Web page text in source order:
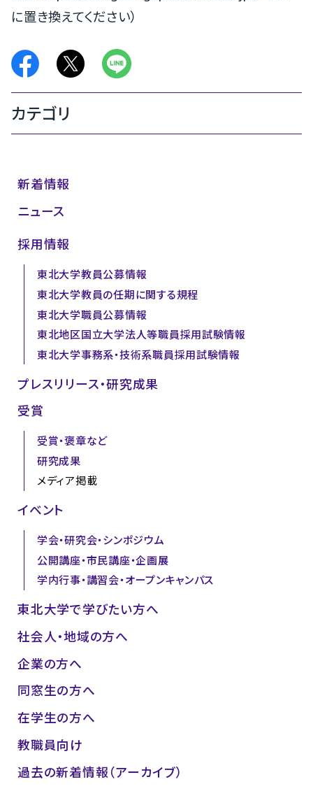
に置き換えてください）
カテゴリ
新着情報
ニュース
採用情報
東北大学教員公募情報
東北大学教員の任期に関する規程
東北大学職員公募情報
東北地区国立大学法人等職員採用試験情報
東北大学事務系・技術系職員採用試験情報
プレスリリース・研究成果
受賞
受賞・褒章など
研究成果
メディア掲載
イベント
学会・研究会・シンポジウム
公開講座・市民講座・企画展
学内行事・講習会・オープンキャンパス
東北大学で学びたい方へ
社会人・地域の方へ
企業の方へ
同窓生の方へ
在学生の方へ
教職員向け
過去の新着情報（アーカイブ）